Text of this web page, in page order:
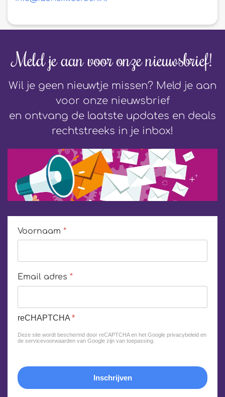
Meld je aan voor onze nieuwsbrief!
Wil je geen nieuwtje missen? Meld je aan
voor onze nieuwsbrief
en ontvang de laatste updates en deals
rechtstreeks in je inbox!
Voornaam *
Email adres *
reCHAPTCHA *
Deze site wordt beschermd door reCAPTCHA en het Google privacybeleid en
de servicevoorwaarden van Google zijn van toepassing.
Inschrijven